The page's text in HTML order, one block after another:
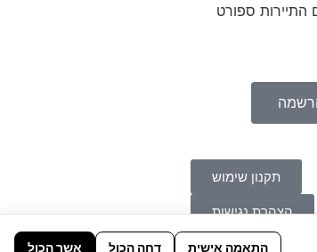
התיירות ספורט
תקנון שימוש
הצהרת נגישות
התאמה אישית דחה הכול אשר הכול